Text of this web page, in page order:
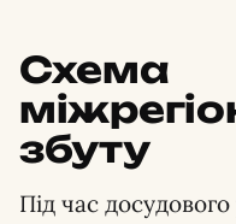
Схема
збуту
Під час